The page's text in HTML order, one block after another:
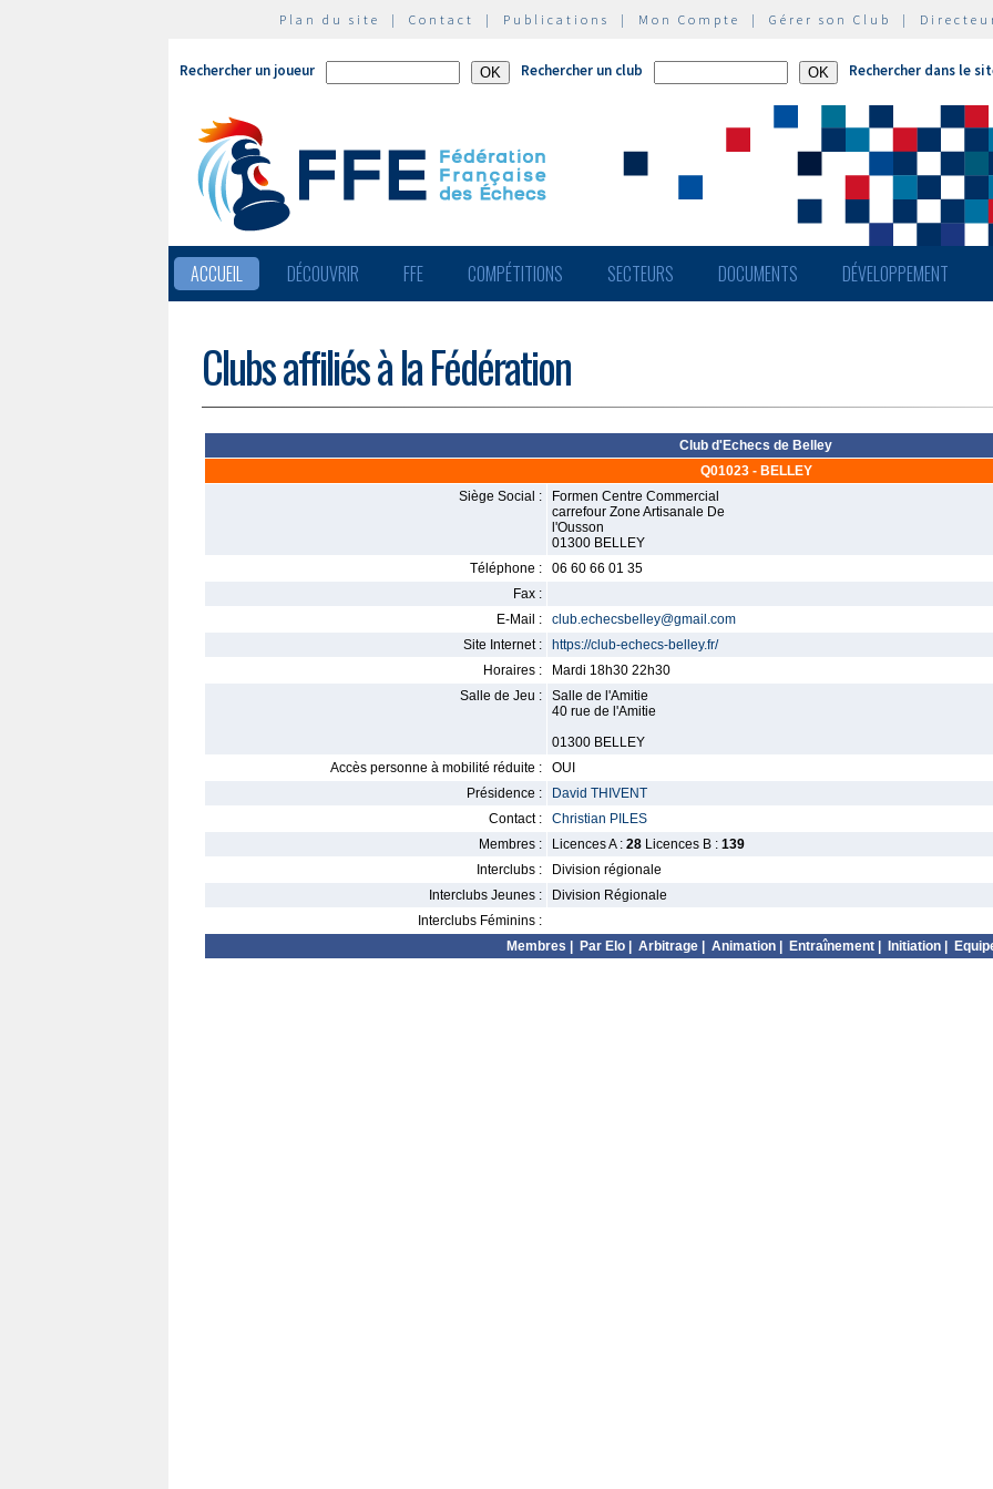
Plan du site | Contact | Publications | Mon Compte | Gérer son Club |
Rechercher un joueur Rechercher un club Rechercher dans le
ACCUEIL DÉCOUVRIR FFE COMPÉTITIONS SECTEURS DOCUMENTS DÉVELOPPEMENT
Clubs affiliés à la Fédération
Club d'Echecs de Belley
Q01023 - BELLEY
Siège Social :
Formen Centre Commercial
carrefour Zone Artisanale De
l'Ousson
01300 BELLEY
Téléphone :
06 60 66 01 35
Fax :
E-Mail :
club.echecsbelley@gmail.com
Site Internet :
https://club-echecs-belley.fr/
Horaires :
Mardi 18h30 22h30
Salle de Jeu :
Salle de l'Amitie
40 rue de l'Amitie
01300 BELLEY
Accès personne à mobilité réduite :
OUI
Présidence :
David THIVENT
Contact :
Christian PILES
Membres :
Licences A : 28 Licences B : 139
Interclubs :
Division régionale
Interclubs Jeunes :
Division Régionale
Interclubs Féminins :
Membres
Par Elo Arbitrage Animation Entraînement Initiation